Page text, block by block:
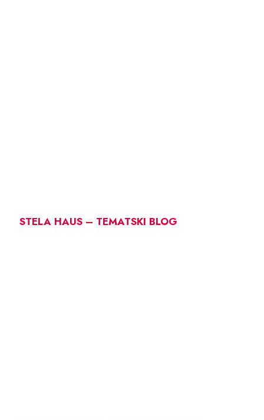
STELA HAUS – TEMATSKI BLOG